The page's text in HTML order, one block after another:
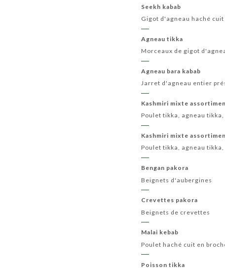
Seekh kabab
Gigot d'agneau haché
Agneau tikka
Morceaux de gigot
Agneau bara kabab
Jarret d'agneau entier
Kashmiri mixte
Poulet tikka, agneau
Kashmiri mixte
Poulet tikka, agneau
Bengan pakora
Beignets d'aubergines
Crevettes pakora
Beignets de crevettes
Malai kebab
Poulet haché cuit en
Poisson tikka